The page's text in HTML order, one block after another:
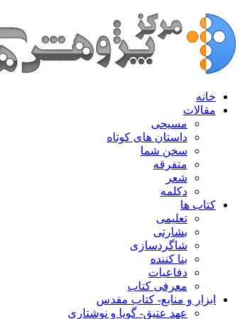
خانه
مقالات
مسیحی
داستان های کوتاه
سخن شما
متفرقه
شعر
دکلمه
کتاب ها
تعلیمی
بشارتی
شاگردسازی
بنا کننده
دفاعیات
معرفی کتاب
ابزار و منابع- کتاب مقدس
عهد عتیق- گویا و نوشتاری